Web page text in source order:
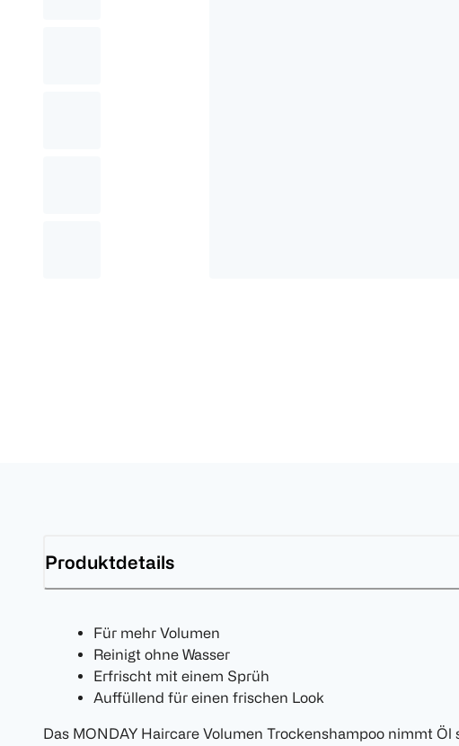
Produktdetails
Für mehr Volumen
Reinigt ohne Wasser
Erfrischt mit einem Sprüh
Auffüllend für einen frischen Look
Das MONDAY Haircare Volumen Trockenshampoo nimmt